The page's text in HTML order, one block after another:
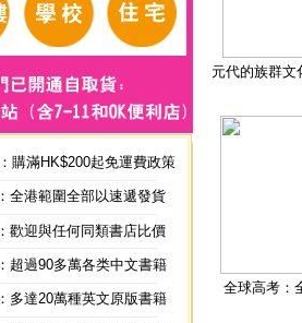
：購滿HK$200起免運費政策
：全港範圍全部以速遞發貨
：歡迎與任何同類書店比價
：超過90多萬各类中文書籍
：多達20萬種英文原版書籍
元代的族群文
全球高考：